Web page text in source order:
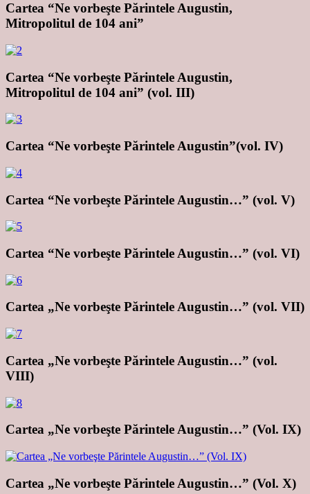
Cartea “Ne vorbeşte Părintele Augustin,
Mitropolitul de 104 ani”
Cartea “Ne vorbeşte Părintele Augustin,
Mitropolitul de 104 ani” (vol. III)
Cartea “Ne vorbeşte Părintele Augustin”(vol. IV)
Cartea “Ne vorbeşte Părintele Augustin…” (vol. V)
Cartea “Ne vorbeşte Părintele Augustin…” (vol. VI)
Cartea „Ne vorbeşte Părintele Augustin…” (vol. VII)
Cartea „Ne vorbeşte Părintele Augustin…” (vol.
VIII)
Cartea „Ne vorbeşte Părintele Augustin…” (Vol. IX)
Cartea „Ne vorbeşte Părintele Augustin…” (Vol. X)